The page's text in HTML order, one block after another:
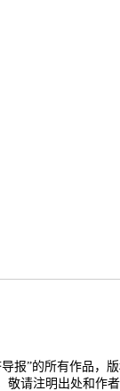
报”的所有作品，
请注明出处和作